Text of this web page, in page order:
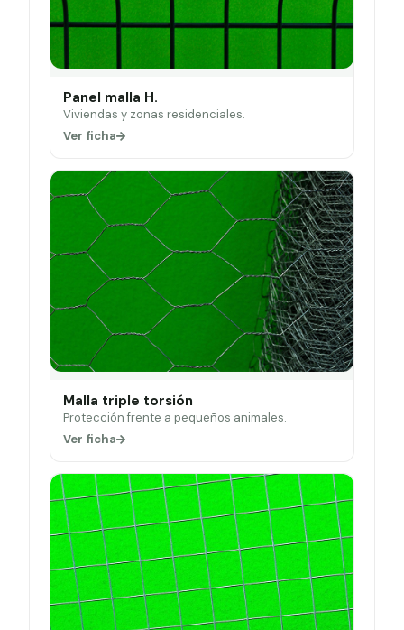
Panel malla H.
Viviendas y zonas residenciales.
Ver ficha
Malla triple torsión
Protección frente a pequeños animales.
Ver ficha